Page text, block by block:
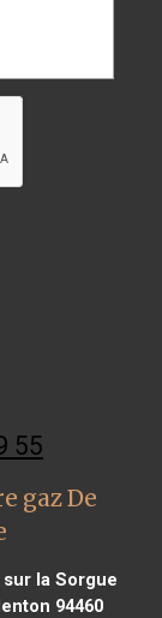
55
gaz De
la Sorgue
94460